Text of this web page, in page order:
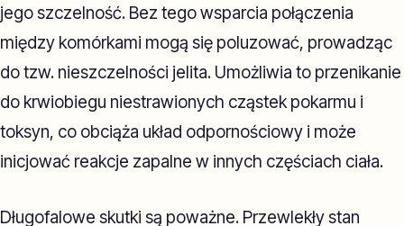
jego szczelność. Bez tego wsparcia połączenia
między komórkami mogą się poluzować, prowadząc
do tzw. nieszczelności jelita. Umożliwia to przenikanie
do krwiobiegu niestrawionych cząstek pokarmu i
toksyn, co obciąża układ odpornościowy i może
inicjować reakcje zapalne w innych częściach ciała.
Długofalowe skutki są poważne. Przewlekły stan